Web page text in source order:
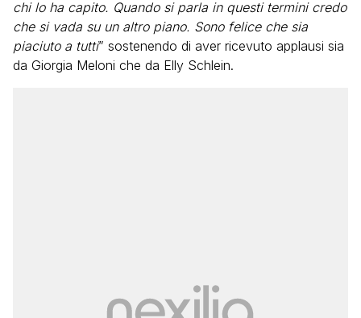
chi lo ha capito. Quando si parla in questi termini credo
che si vada su un altro piano. Sono felice che sia
piaciuto a tutti” sostenendo di aver ricevuto applausi sia
da Giorgia Meloni che da Elly Schlein.